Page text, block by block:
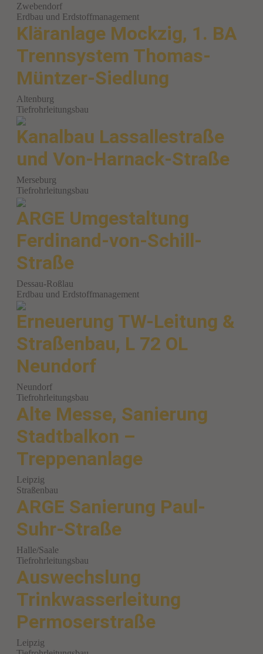
Zwebendorf
Erdbau und Erdstoffmanagement
Kläranlage Mockzig, 1. BA
Trennsystem Thomas-
Müntzer-Siedlung
Altenburg
Tiefrohrleitungsbau
Kanalbau Lassallestraße
und Von-Harnack-Straße
Merseburg
Tiefrohrleitungsbau
ARGE Umgestaltung
Ferdinand-von-Schill-
Straße
Dessau-Roßlau
Erdbau und Erdstoffmanagement
Erneuerung TW-Leitung &
Straßenbau, L 72 OL
Neundorf
Neundorf
Tiefrohrleitungsbau
Alte Messe, Sanierung
Stadtbalkon –
Treppenanlage
Leipzig
Straßenbau
ARGE Sanierung Paul-
Suhr-Straße
Halle/Saale
Tiefrohrleitungsbau
Auswechslung
Trinkwasserleitung
Permoserstraße
Leipzig